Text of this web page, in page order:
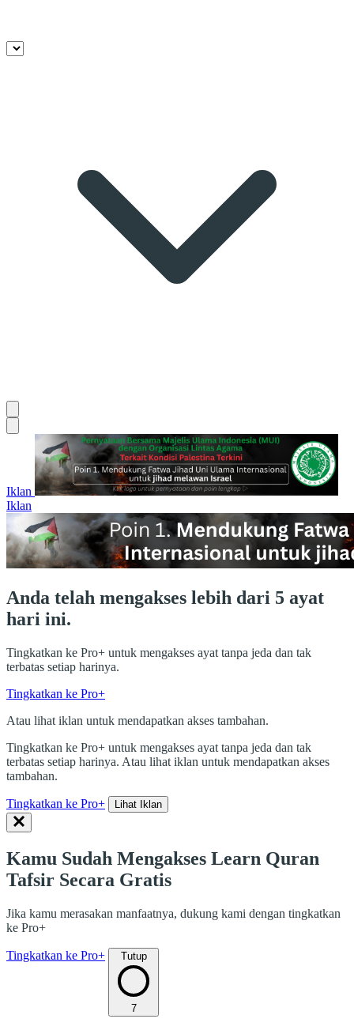
Iklan
Iklan
Anda telah mengakses lebih dari 5 ayat
hari ini.
Tingkatkan ke Pro+ untuk mengakses ayat tanpa jeda dan tak
terbatas setiap harinya.
Tingkatkan ke Pro+
Atau lihat iklan untuk mendapatkan akses tambahan.
Tingkatkan ke Pro+ untuk mengakses ayat tanpa jeda dan tak
terbatas setiap harinya. Atau lihat iklan untuk mendapatkan akses
tambahan.
Tingkatkan ke Pro+ Lihat Iklan
Kamu Sudah Mengakses Learn Quran
Tafsir Secara Gratis
Jika kamu merasakan manfaatnya, dukung kami dengan tingkatkan
ke Pro+
Tingkatkan ke Pro+ Tutup
7